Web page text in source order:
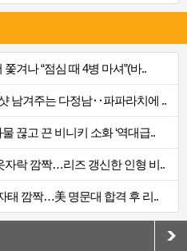
겨나 “점심 때 4병 마셔”(바..
남겨주는 다정남‥파파라치에 ..
끊고 끈 비니키 소화 ‘역대급..
자락 깜짝…리즈 갱신한 인형 비..
태 깜짝…美 명문대 합격 후 리..